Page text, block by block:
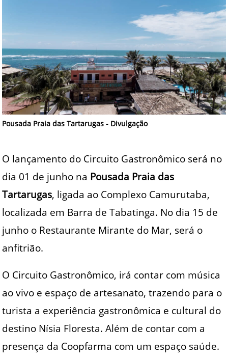
Pousada Praia das Tartarugas - Divulgação
O lançamento do Circuito Gastronômico será no
dia 01 de junho na Pousada Praia das
Tartarugas, ligada ao Complexo Camurutaba,
localizada em Barra de Tabatinga. No dia 15 de
junho o Restaurante Mirante do Mar, será o
anfitrião.
O Circuito Gastronômico, irá contar com música
ao vivo e espaço de artesanato, trazendo para o
turista a experiência gastronômica e cultural do
destino Nísia Floresta. Além de contar com a
presença da Coopfarma com um espaço saúde.